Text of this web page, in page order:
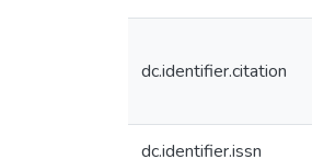
dc.identifier.citation
dc.identifier.issn